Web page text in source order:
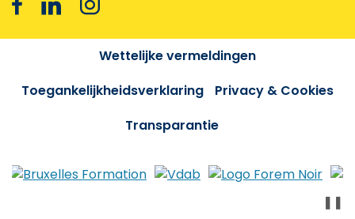
Wettelijke vermeldingen
Toegankelijkheidsverklaring
Privacy & Cookies
Transparantie
❚❚